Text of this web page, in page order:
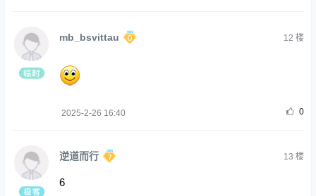
mb_bsvittau 12 楼
2025-2-26 16:40 0
逆道而行 13 楼
6